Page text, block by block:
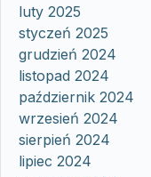
luty 2025
styczeń 2025
grudzień 2024
listopad 2024
październik 2024
wrzesień 2024
sierpień 2024
lipiec 2024